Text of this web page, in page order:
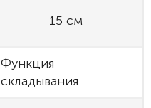
15 см
Функция
складывания